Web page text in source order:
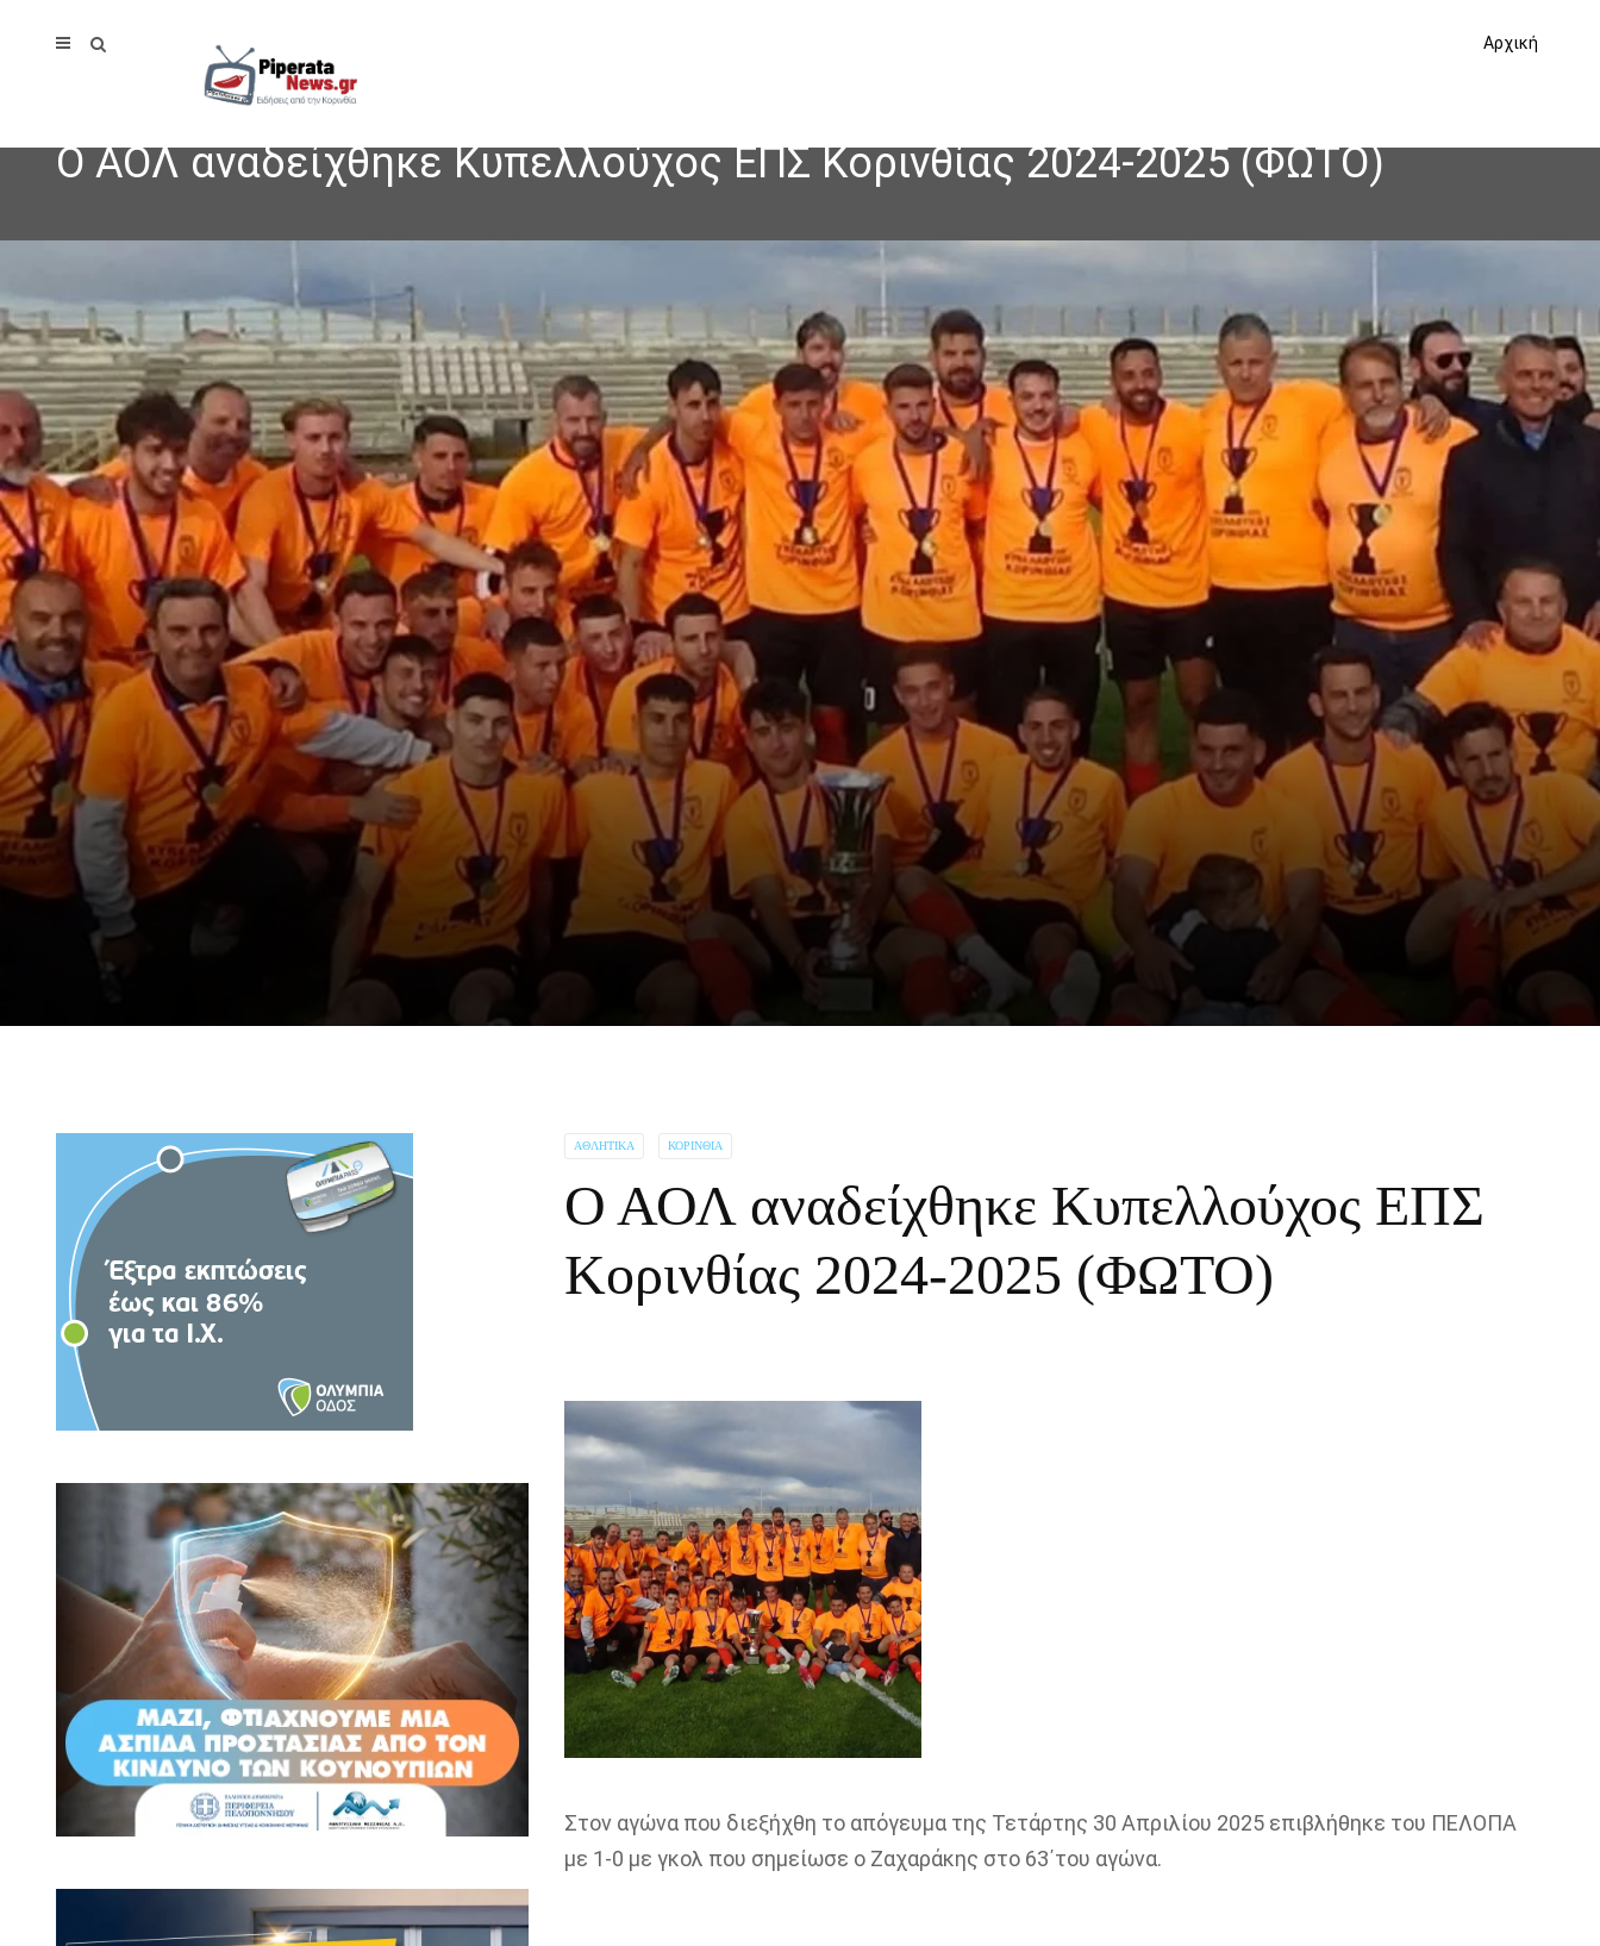
Αρχική
Ο ΑΟΛ αναδείχθηκε Κυπελλούχος ΕΠΣ Κορινθίας 2024-2025 (ΦΩΤΟ)
ΑΘΛΗΤΙΚΆ ΚΟΡΙΝΘΊΑ
Ο ΑΟΛ αναδείχθηκε Κυπελλούχος ΕΠΣ
Κορινθίας 2024-2025 (ΦΩΤΟ)
Στον αγώνα που διεξήχθη το απόγευμα της Τετάρτης 30 Απριλίου 2025 επιβλήθηκε του ΠΕΛΟΠΑ
με 1-0 με γκολ που σημείωσε ο Ζαχαράκης στο 63΄του αγώνα.